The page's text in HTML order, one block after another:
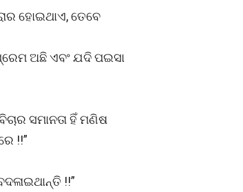
ହୋଇଥାଏ, ତେବେ
ଅଛି ଏବଂ ଯଦି ପଇସା
ସମାନତା ହିଁ ମଣିଷ
!!”
!!”